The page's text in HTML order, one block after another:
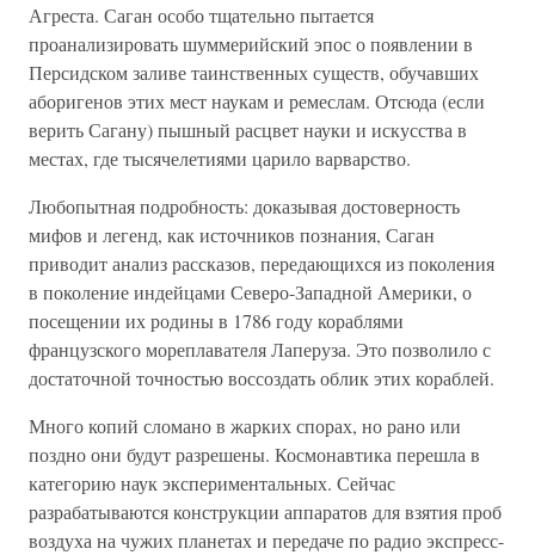
Агреста. Саган особо тщательно пытается
проанализировать шуммерийский эпос о появлении в
Персидском заливе таинственных существ, обучавших
аборигенов этих мест наукам и ремеслам. Отсюда (если
верить Сагану) пышный расцвет науки и искусства в
местах, где тысячелетиями царило варварство.
Любопытная подробность: доказывая достоверность
мифов и легенд, как источников познания, Саган
приводит анализ рассказов, передающихся из поколения
в поколение индейцами Северо-Западной Америки, о
посещении их родины в 1786 году кораблями
французского мореплавателя Лаперуза. Это позволило с
достаточной точностью воссоздать облик этих кораблей.
Много копий сломано в жарких спорах, но рано или
поздно они будут разрешены. Космонавтика перешла в
категорию наук экспериментальных. Сейчас
разрабатываются конструкции аппаратов для взятия проб
воздуха на чужих планетах и передаче по радио экспресс-